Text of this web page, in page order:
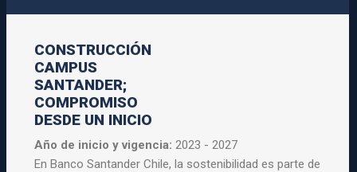
CONSTRUCCIÓN
CAMPUS
SANTANDER;
COMPROMISO
DESDE UN INICIO
Año de inicio y vigencia:2023 - 2027
En Banco Santander Chile, la sostenibilidad es parte de